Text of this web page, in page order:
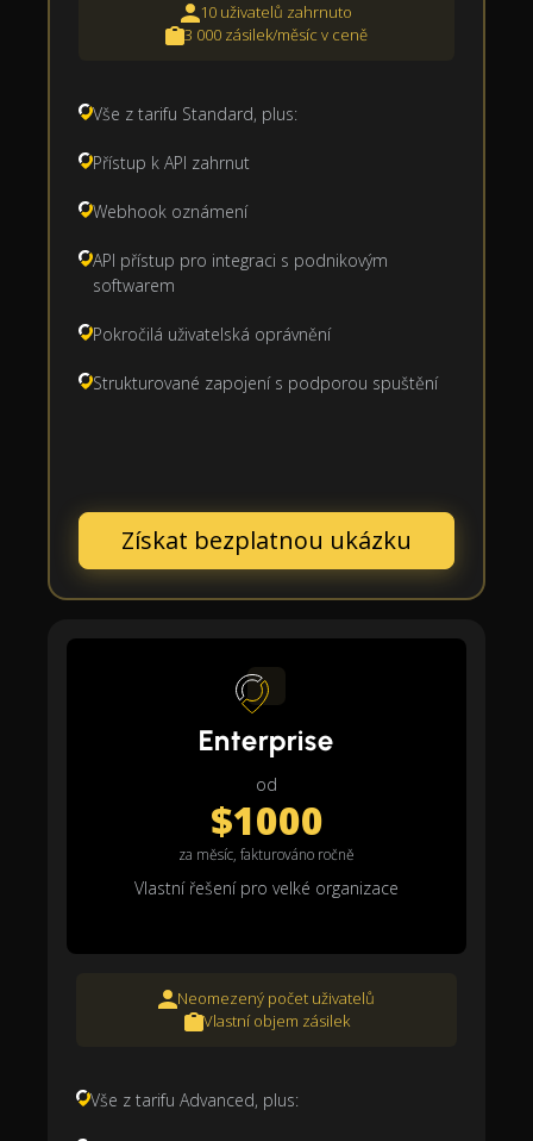
10 uživatelů zahrnuto
3 000 zásilek/měsíc v ceně
Vše z tarifu Standard, plus:
Přístup k API zahrnut
Webhook oznámení
API přístup pro integraci s podnikovým
softwarem
Pokročilá uživatelská oprávnění
Strukturované zapojení s podporou spuštění
Získat bezplatnou ukázku
Enterprise
od
$1000
za měsíc, fakturováno ročně
Vlastní řešení pro velké organizace
Neomezený počet uživatelů
Vlastní objem zásilek
Vše z tarifu Advanced, plus: